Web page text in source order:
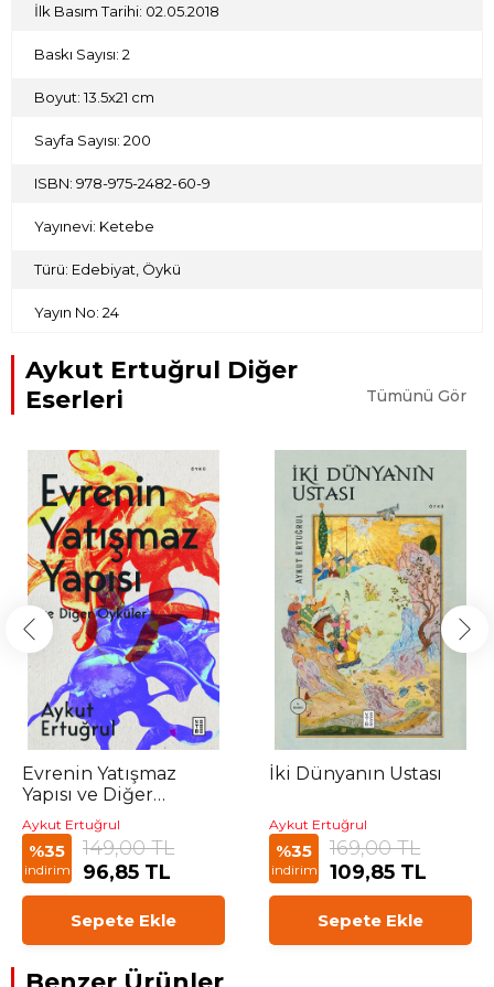
İlk Basım Tarihi: 02.05.2018
Baskı Sayısı: 2
Boyut: 13.5x21 cm
Sayfa Sayısı: 200
ISBN: 978-975-2482-60-9
Yayınevi: Ketebe
Türü: Edebiyat, Öykü
Yayın No: 24
Aykut Ertuğrul Diğer
Eserleri
Tümünü Gör
Evrenin Yatışmaz
Yapısı ve Diğer
Öyküler
Aykut Ertuğrul
%35
indirim
149,00 TL
96,85 TL
Sepete Ekle
İki Dünyanın Ustası
Aykut Ertuğrul
%35
indirim
169,00 TL
109,85 TL
Sepete Ekle